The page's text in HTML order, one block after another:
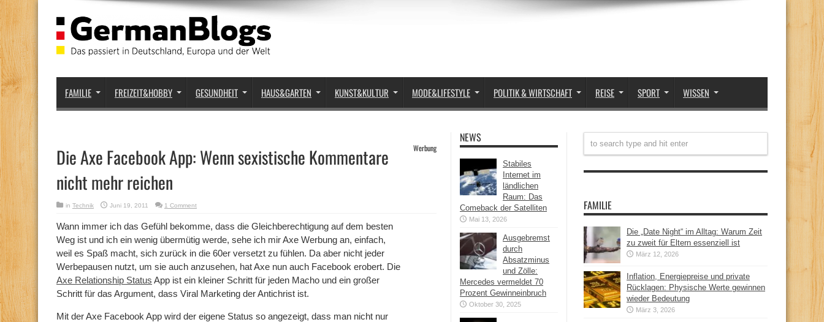
FAMILIE FREIZEIT&HOBBY GESUNDHEIT HAUS&GARTEN KUNST&KULTUR MODE&LIFESTYLE POLITIK & WIRTSCHAFT REISE SPORT WISSEN
Die Axe Facebook App: Wenn sexistische Kommentare
nicht mehr reichen
Werbung
in Technik Juni 19, 2011 1 Comment
Wann immer ich das Gefühl bekomme, dass die Gleichberechtigung auf dem besten
Weg ist und ich ein wenig übermütig werde, sehe ich mir Axe Werbung an, einfach,
weil es Spaß macht, sich zurück in die 60er versetzt zu fühlen. Da aber nicht jeder
Werbepausen nutzt, um sie auch anzusehen, hat Axe nun auch Facebook erobert. Die
Axe Relationship Status App ist ein kleiner Schritt für jeden Macho und ein großer
Schritt für das Argument, dass Viral Marketing der Antichrist ist.
Mit der Axe Facebook App wird der eigene Status so angezeigt, dass man nicht nur
NEWS
Stabiles
Internet im
ländlichen
Raum: Das
Comeback der Satelliten
Mai 13, 2026
Ausgebremst
durch
Absatzminus
und Zölle:
Mercedes vermeldet 70
Prozent Gewinneinbruch
Oktober 30, 2025
FAMILIE
Die „Date Night“ im Alltag: Warum Zeit
zu zweit für Eltern essenziell ist
März 12, 2026
Inflation, Energiepreise und private
Rücklagen: Physische Werte gewinnen
wieder Bedeutung
März 3, 2026